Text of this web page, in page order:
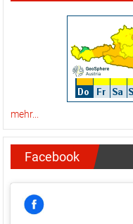
mehr...
Facebook